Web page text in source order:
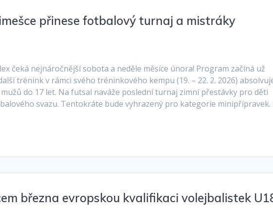
přinese fotbalový turnaj a mistráky
čeká nejnáročnější sobota a neděle měsíce února! Program začíná už
trénink v rámci svého tréninkového kempu (19. – 22. 2. 2026)
do 17 let. Na futsal naváže poslední turnaj zimní přestávky pro děti
svazu. Tentokráte bude vyhrazený pro kategorie minipřípravek.
března evropskou kvalifikaci volejbalistek